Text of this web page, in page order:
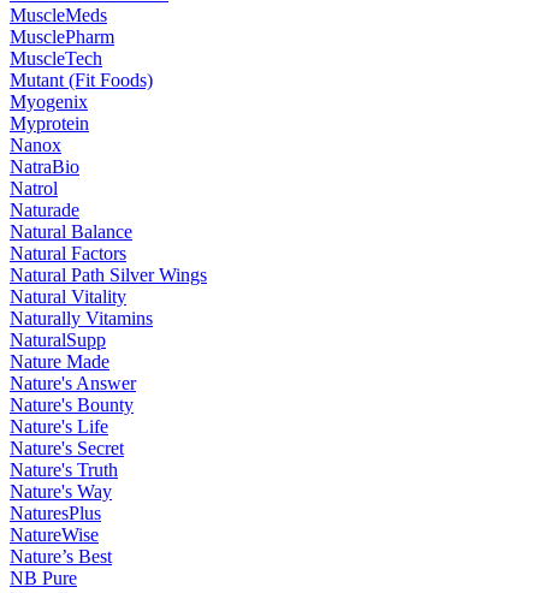
MuscleMeds
MusclePharm
MuscleTech
Mutant (Fit Foods)
Myogenix
Myprotein
Nanox
NatraBio
Natrol
Naturade
Natural Balance
Natural Factors
Natural Path Silver Wings
Natural Vitality
Naturally Vitamins
NaturalSupp
Nature Made
Nature's Answer
Nature's Bounty
Nature's Life
Nature's Secret
Nature's Truth
Nature's Way
NaturesPlus
NatureWise
Nature’s Best
NB Pure